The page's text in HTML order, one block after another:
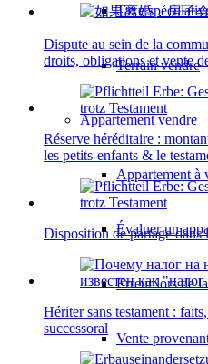
Taxe
Terrain vendre
Appartementvendre
Appartement à
Évaluer un
Erreur lors de
Vente
Dispute au sein de la
droits, obligations et vente
Réserve héréditaire :
les petits-enfants & le
Disposition de partage dans
Hériter sans testament :
successoral